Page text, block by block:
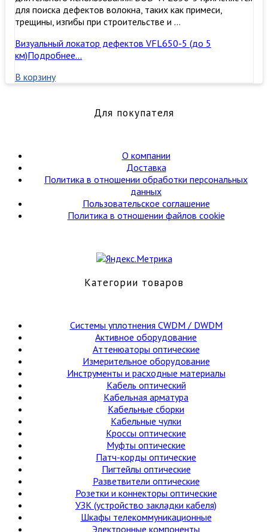
для поиска дефектов волокна, таких как примеси,
трещины, изгибы при строительстве и …
Визуальный локатор дефектов VFL650-5 (до 5
км)Подробнее…
В корзину
Для покупателя
О компании
Доставка
Политика в отношении обработки персональных
данных
Пользовательское соглашение
Политика в отношении файлов cookie
Категории товаров
Cистемы уплотнения CWDM / DWDM
Активное оборудование
Аттенюаторы оптические
Измерительное оборудование
Инструменты и расходные материалы
Кабель оптический
Кабельная арматура
Кабельные сборки
Кабельные чулки
Кроссы оптические
Муфты оптические
Патч-корды оптические
Пигтейлы оптические
Разветвители оптические
Розетки и коннекторы оптические
УЗК (устройство закладки кабеля)
Шкафы телекоммуникационные
Электронные компоненты